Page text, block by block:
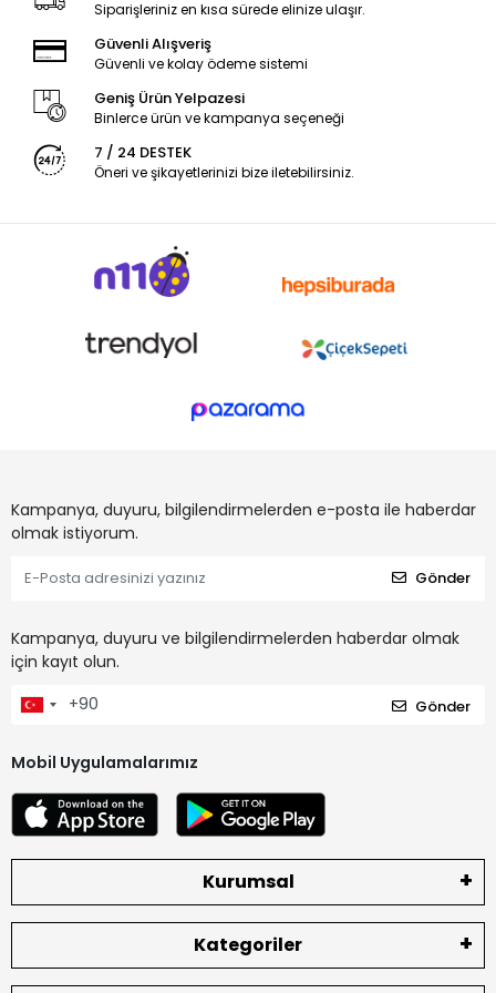
Siparişleriniz en kısa sürede elinize ulaşır.
Güvenli Alışveriş
Güvenli ve kolay ödeme sistemi
Geniş Ürün Yelpazesi
Binlerce ürün ve kampanya seçeneği
7 / 24 DESTEK
Öneri ve şikayetlerinizi bize iletebilirsiniz.
Kampanya, duyuru, bilgilendirmelerden e-posta ile haberdar
olmak istiyorum.
Gönder
Kampanya, duyuru ve bilgilendirmelerden haberdar olmak
için kayıt olun.
Gönder
Mobil Uygulamalarımız
Kurumsal
Kategoriler